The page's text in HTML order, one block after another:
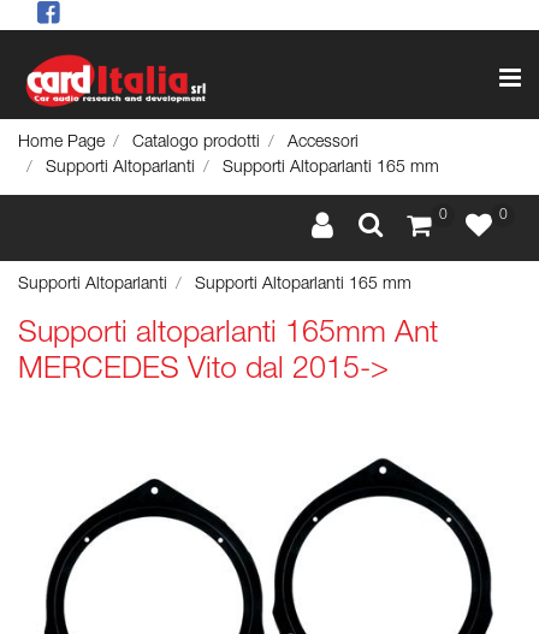
Home Page Catalogo prodotti
Accessori
Supporti Altoparlanti
Supporti Altoparlanti 165 mm
0 0
Supporti Altoparlanti Supporti Altoparlanti 165 mm
Supporti altoparlanti 165mm Ant
MERCEDES Vito dal 2015->